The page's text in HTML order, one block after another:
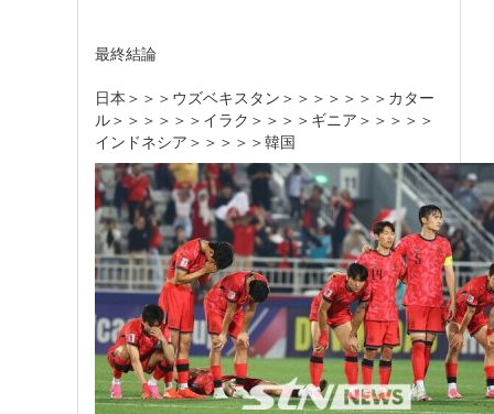
最終結論
日本＞＞＞ウズベキスタン＞＞＞＞＞＞＞カター
ル＞＞＞＞＞＞イラク＞＞＞＞ギニア＞＞＞＞＞
インドネシア＞＞＞＞＞韓国